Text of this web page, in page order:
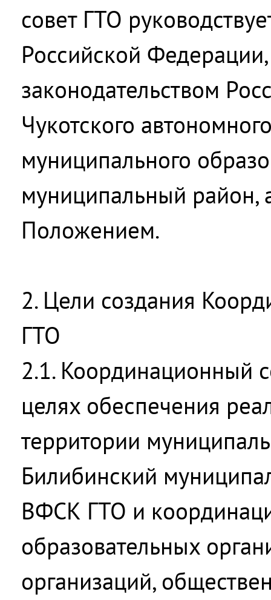
совет ГТО
Российской
законодательством
Чукотского
муниципального
муниципальный район,
Положением.
2. Цели создания
ГТО
2.1. Координационный
целях обеспечения
территории
Билибинский
ВФСК ГТО и
образовательных
организаций,